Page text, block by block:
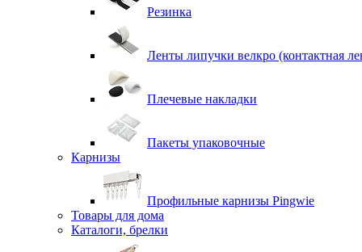
Резинка
Ленты липучки велкро (контактная
Плечевые накладки
Пакеты упаковочные
Карнизы
Профильные карнизы Pingwie
Товары для дома
Каталоги, брелки